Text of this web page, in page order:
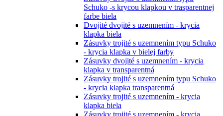
Schuko -s krycou klapkou v trasparentnej
farbe biela
Dvojité dvojité s uzemnením - krycia
klapka biela
Zásuvky trojité s uzemnením typu Schuko
- krycia klapka v bielej farby
Zásuvky dvojité s uzemnením - krycia
klapka v transparentná
Zásuvky trojité s uzemnením typu Schuko
- krycia klapka transparentná
Zásuvky trojité s uzemnením - krycia
klapka biela
Zásuvky trojité s uzemnením - krycia